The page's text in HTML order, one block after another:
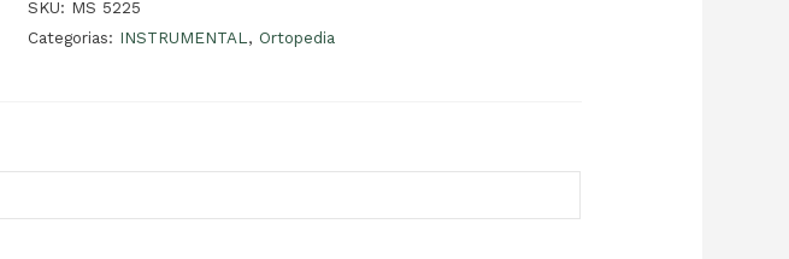
SKU: MS 5225
Categorias: INSTRUMENTAL , Ortopedia